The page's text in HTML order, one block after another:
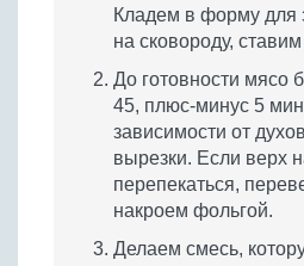
Кладем в форму для
на сковороду, ставим
До готовности мясо
45, плюс-минус 5
зависимости от
вырезки. Если верх
перепекаться,
накроем фольгой.
Делаем смесь,